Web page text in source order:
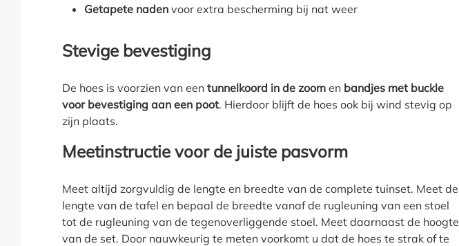
Getapete naden voor extra bescherming bij nat weer
Stevige bevestiging
De hoes is voorzien van een tunnelkoord in de zoom en bandjes met buckle
voor bevestiging aan een poot. Hierdoor blijft de hoes ook bij wind stevig op
zijn plaats.
Meetinstructie voor de juiste pasvorm
Meet altijd zorgvuldig de lengte en breedte van de complete tuinset. Meet de
lengte van de tafel en bepaal de breedte vanaf de rugleuning van een stoel
tot de rugleuning van de tegenoverliggende stoel. Meet daarnaast de hoogte
van de set. Door nauwkeurig te meten voorkomt u dat de hoes te strak of te